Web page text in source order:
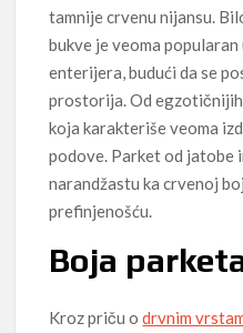
tamnije crvenu nijansu.
bukve je veoma
enterijera, budući da se
prostorija. Od
koja karakteriše veoma
podove. Parket od jatobe
narandžastu ka crvenoj
prefinjenošću.
Boja
Kroz priču odrvnim